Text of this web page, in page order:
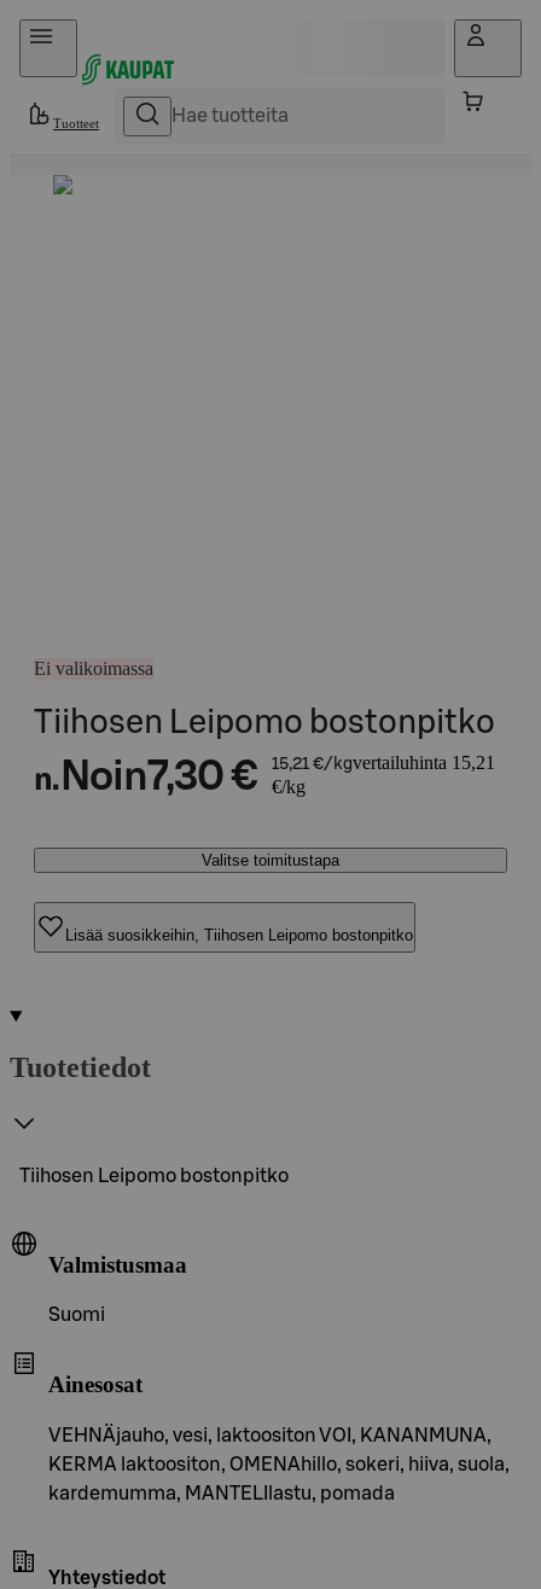
Hyppää sisältöön
Tuotteet
Ei valikoimassa
Tiihosen Leipomo bostonpitko
n. Noin7,30 € 15,21 €/kgvertailuhinta 15,21
€/kg
Valitse toimitustapa
Lisää suosikkeihin, Tiihosen Leipomo bostonpitko
Tuotetiedot
Tiihosen Leipomo bostonpitko
Valmistusmaa
Suomi
Ainesosat
VEHNÄjauho, vesi, laktoositon VOI, KANANMUNA,
KERMA laktoositon, OMENAhillo, sokeri, hiiva, suola,
kardemumma, MANTELIlastu, pomada
Yhteystiedot